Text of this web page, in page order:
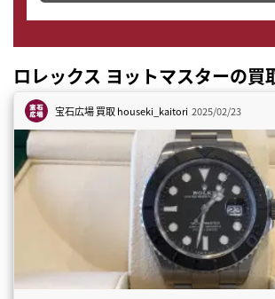
ロレックス ヨットマスターの買
宝石広場 買取houseki_kaitori 2025/02/23